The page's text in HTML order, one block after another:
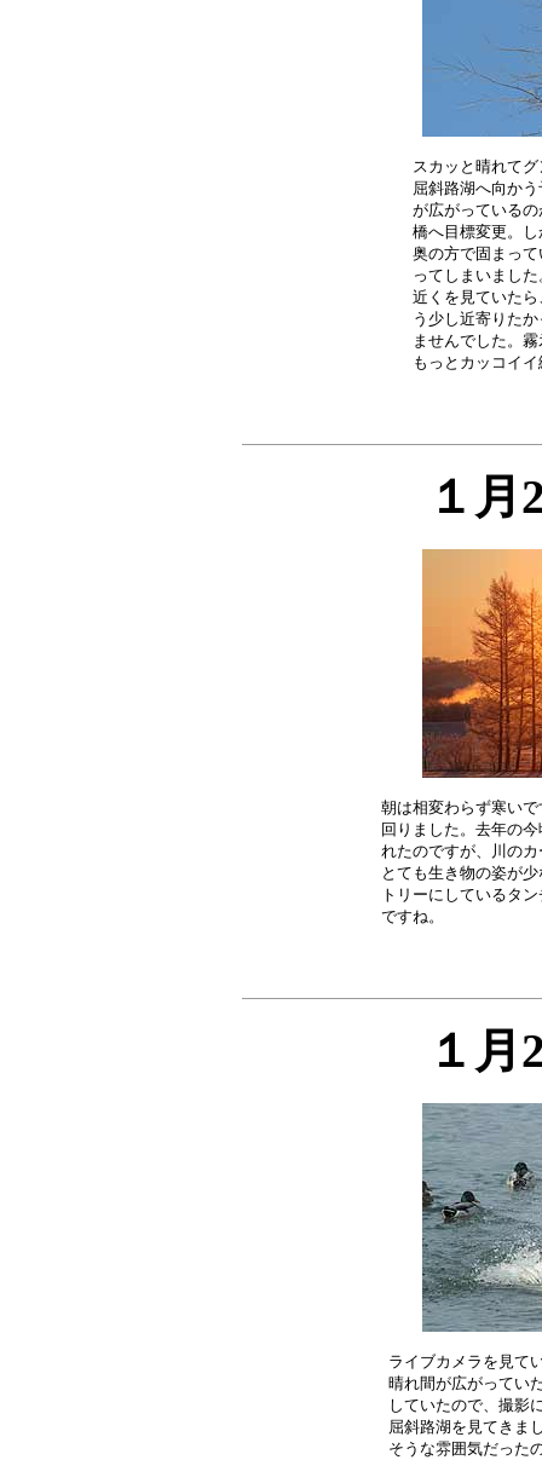
スカッと晴れて
屈斜路湖へ向か
が広がっている
橋へ目標変更。
奥の方で固まっ
ってしまいまし
近くを見ていた
う少し近寄りた
ませんでした。
１月
朝は相変わらず寒い
回りました。去年の
れたのですが、川の
とても生き物の姿が
トリーにしているタ
１月
ライブカメラを見て
晴れ間が広がってい
していたので、撮影
屈斜路湖を見てきま
そうな雰囲気だった